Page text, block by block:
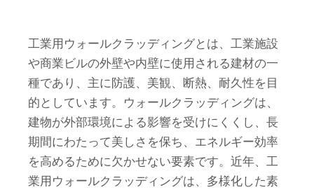
工業用ウォールクラッディングとは、工業施設
や商業ビルの外壁や内壁に使用される建材の一
種であり、主に防護、美観、断熱、耐久性を目
的としています。ウォールクラッディングは、
建物が外部環境による影響を受けにくくし、長
期間にわたって美しさを保ち、エネルギー効率
を高めるために欠かせない要素です。近年、工
業用ウォールクラッディングは、多様化した素